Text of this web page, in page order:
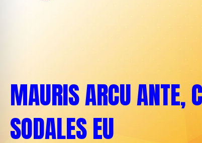
MAURIS ARCU ANTE,
SODALES EU